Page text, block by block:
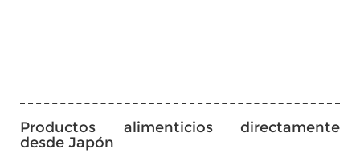
Productos alimenticios directamente
desde Japón